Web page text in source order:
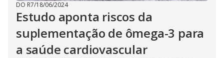
DO R7/18/06/2024
Estudo aponta riscos da
suplementação de ômega-3 para
a saúde cardiovascular